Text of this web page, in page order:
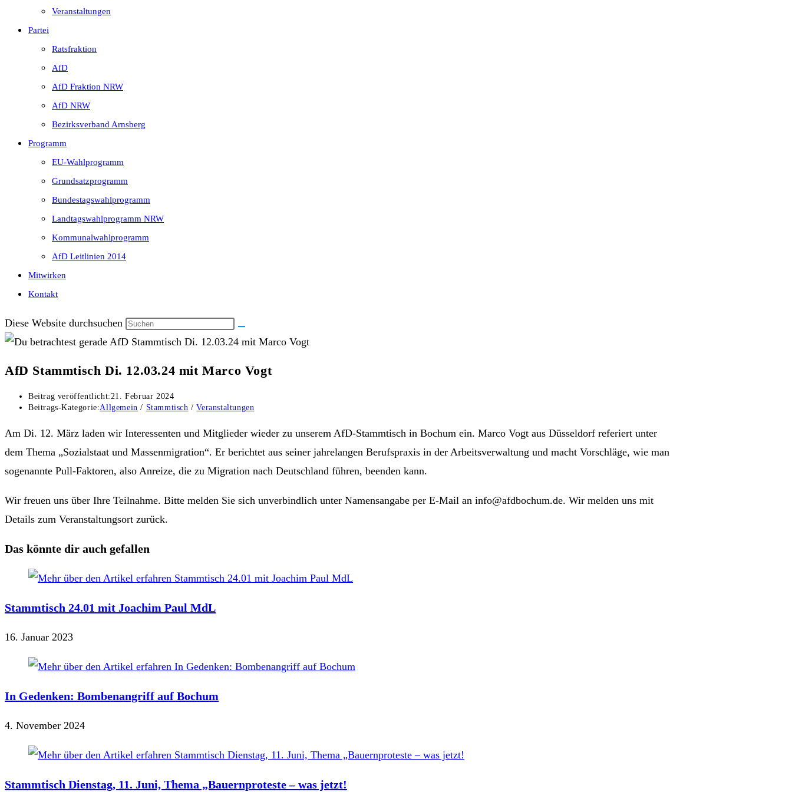
Veranstaltungen
Partei
Ratsfraktion
AfD
AfD Fraktion NRW
AfD NRW
Bezirksverband Arnsberg
Programm
EU-Wahlprogramm
Grundsatzprogramm
Bundestagswahlprogramm
Landtagswahlprogramm NRW
Kommunalwahlprogramm
AfD Leitlinien 2014
Mitwirken
Kontakt
Diese Website durchsuchen
AfD Stammtisch Di. 12.03.24 mit Marco Vogt
Beitrag veröffentlicht: 21. Februar 2024
Beitrags-Kategorie:Allgemein / Stammtisch / Veranstaltungen
Am Di. 12. März laden wir Interessenten und Mitglieder wieder zu unserem AfD-Stammtisch in Bochum ein. Marco Vogt aus Düsseldorf referiert unter
dem Thema „Sozialstaat und Massenmigration“. Er berichtet aus seiner jahrelangen Berufspraxis in der Arbeitsverwaltung und macht Vorschläge, wie man
sogenannte Pull-Faktoren, also Anreize, die zu Migration nach Deutschland führen, beenden kann.
Wir freuen uns über Ihre Teilnahme. Bitte melden Sie sich unverbindlich unter Namensangabe per E-Mail an info@afdbochum.de. Wir melden uns mit
Details zum Veranstaltungsort zurück.
Das könnte dir auch gefallen
Stammtisch 24.01 mit Joachim Paul MdL
16. Januar 2023
In Gedenken: Bombenangriff auf Bochum
4. November 2024
Stammtisch Dienstag, 11. Juni, Thema „Bauernproteste – was jetzt!